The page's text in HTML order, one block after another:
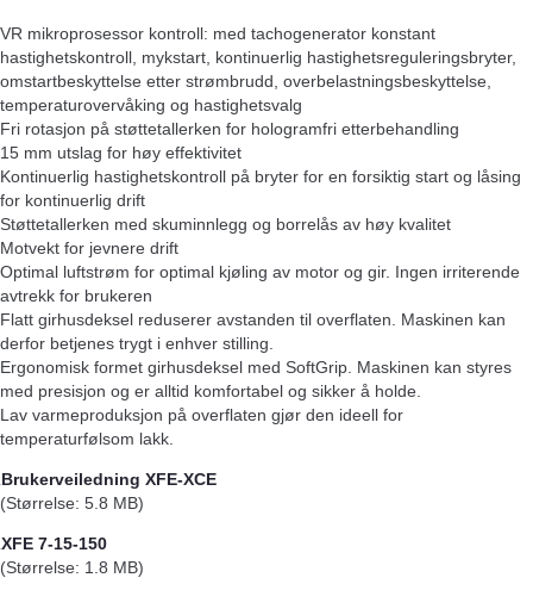
VR mikroprosessor kontroll: med tachogenerator konstant
hastighetskontroll, mykstart, kontinuerlig hastighetsreguleringsbryter,
omstartbeskyttelse etter strømbrudd, overbelastningsbeskyttelse,
temperaturovervåking og hastighetsvalg
Fri rotasjon på støttetallerken for hologramfri etterbehandling
15 mm utslag for høy effektivitet
Kontinuerlig hastighetskontroll på bryter for en forsiktig start og låsing
for kontinuerlig drift
Støttetallerken med skuminnlegg og borrelås av høy kvalitet
Motvekt for jevnere drift
Optimal luftstrøm for optimal kjøling av motor og gir. Ingen irriterende
avtrekk for brukeren
Flatt girhusdeksel reduserer avstanden til overflaten. Maskinen kan
derfor betjenes trygt i enhver stilling.
Ergonomisk formet girhusdeksel med SoftGrip. Maskinen kan styres
med presisjon og er alltid komfortabel og sikker å holde.
Lav varmeproduksjon på overflaten gjør den ideell for
temperaturfølsom lakk.
Brukerveiledning XFE-XCE
(Størrelse: 5.8 MB)
XFE 7-15-150
(Størrelse: 1.8 MB)